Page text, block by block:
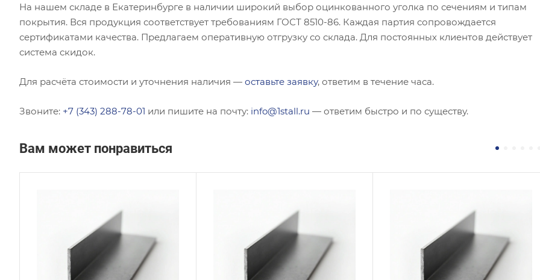
На нашем складе в Екатеринбурге в наличии широкий выбор оцинкованного уголка по сечениям и типам
покрытия. Вся продукция соответствует требованиям ГОСТ 8510-86. Каждая партия сопровождается
сертификатами качества. Предлагаем оперативную отгрузку со склада. Для постоянных клиентов действует
система скидок.
Для расчёта стоимости и уточнения наличия — оставьте заявку, ответим в течение часа.
Звоните: +7 (343) 288-78-01 или пишите на почту: info@1stall.ru — ответим быстро и по существу.
Вам может понравиться
Равнополочный
Высота, мм
25
Толщина, мм
Равнополочный
Высота, мм
140
Толщина, мм
Неравнополочный
Высота, мм
80
Толщина, мм